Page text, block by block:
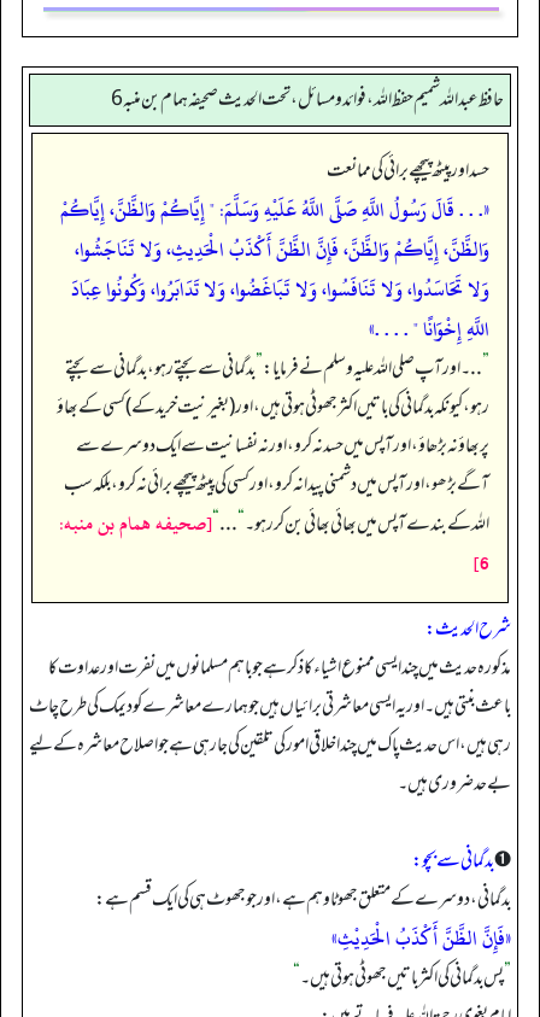
حافظ عبدالله شميم حفظ الله، فوائد و مسائل، تحت الحديث صحيفه همام بن منبه 6
حسد اور پیٹھ پیچھے برائی کی ممانعت
«. . . قَالَ رَسُولُ اللَّهِ صَلَّى اللَّهُ عَلَيْهِ وَسَلَّمَ: " إِيَّاكُمْ وَالظَّنَّ، إِيَّاكُمْ
وَالظَّنَّ، إِيَّاكُمْ وَالظَّنَّ، فَإِنَّ الظَّنَّ أَكْذَبُ الْحَدِيثِ، وَلا تَنَاجَشُوا،
وَلا تَحَاسَدُوا، وَلا تَنَافَسُوا، وَلا تَبَاغَضُوا، وَلا تَدَابَرُوا، وَكُونُوا عِبَادَ
اللَّهِ إِخْوَانًا " . . . .»
”. .۔ اور آپ صلی اللہ علیہ وسلم نے فرمایا:”بدگمانی سے بچتے رہو، بدگمانی سے بچتے
رہو، کیونکہ بدگمانی کی باتیں اکثر جھوٹی ہوتی ہیں، اور (بغیر نیت خرید کے) کسی کے بھاؤ
پر بھاؤ نہ بڑھاؤ، اور آپس میں حسد نہ کرو، اور نہ نفسانیت سے ایک دوسرے سے
آگے بڑھو، اور آپس میں دشمنی پیدا نہ کرو، اور کسی کی پیٹھ پیچھے برائی نہ کرو، بلکہ سب
اللہ کے بندے آپس میں بھائی بھائی بن کر رہو۔“
. . .
“[صحيفه همام بن منبه:
6]
شرح الحدیث:
مذکورہ حدیث میں چند ایسی ممنوع اشیاء کا ذکر ہے جو باہم مسلمانوں میں نفرت اور عداوت کا
باعث بنتی ہیں۔ اور یہ ایسی معاشرتی برائیاں ہیں جو ہمارے معاشرے کو دیمک کی طرح چاٹ
رہی ہیں، اس حدیث پاک میں چند اخلاقی امور کی تلقین کی جا رہی ہے جو اصلاح معاشرہ کے لیے
بے حد ضروری ہیں۔
➊بدگمانی سے بچو:
بدگمانی، دوسرے کے متعلق جھوٹا وہم ہے، اور جو جھوٹ ہی کی ایک قسم ہے:
«فَإِنَّ الظَّنَّ أَكْذَبُ الْحَدِيْثِ»
”پس بدگمانی کی اکثر باتیں جھوٹی ہوتی ہیں۔“